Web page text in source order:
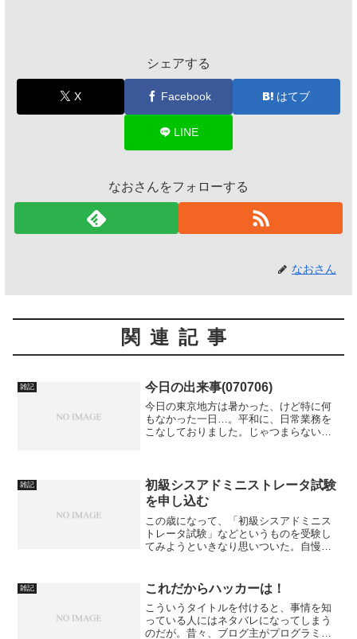
シェアする
X Facebook はてブ
LINE
なおさんをフォローする
なおさん
関連記事
雑記 今日の出来事(070706)
今日の東京地方は暑かった、けど特に何
もなかった一日…。平和に、日常業務を
こなしておりました。じゃつまらないの
プ麺ですか？」私「お店...
雑記
初級シスアドミニストレータ試験
を申し込む
この歳になって、「初級シスアドミニス
トレータ試験」などというものを受験し
てみようといきなり思いついた。自慢じ
線技士」のみである。周囲には「無冠の
帝王」などと格好を付けて...
雑記 これだからハッカーは！
こういうタイトルを付けると、事情を知
っている人にはネタバレになってしまう
のだが。昔々、ブログ主がプログラミン